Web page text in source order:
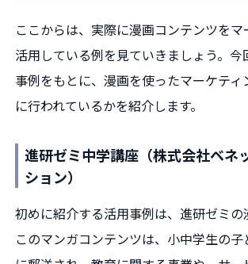
ここからは、実際に漫画コンテンツをマ
活用している例を見ていきましょう。今
事例をもとに、漫画を使ったマーケティ
に行われているかを紹介します。
進研ゼミ中学講座（株式会社ベネ
ション）
初めに紹介する活用事例は、進研ゼミの
このマンガコンテンツは、小中学生の